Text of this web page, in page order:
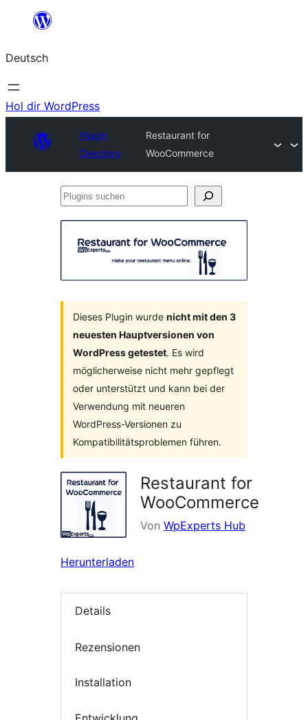
springen
Deutsch
Hol dir WordPress
Plugin
Directory
Restaurant for
WooCommerce
Plugins
Dieses Plugin wurde nicht mit den 3
neuesten Hauptversionen von
WordPress getestet. Es wird
möglicherweise nicht mehr gepflegt
oder unterstützt und kann bei der
Verwendung mit neueren
WordPress-Versionen zu
Kompatibilitätsproblemen führen.
Restaurant for
WooCommerce
Von WpExperts Hub
Herunterladen
Details
Rezensionen
Installation